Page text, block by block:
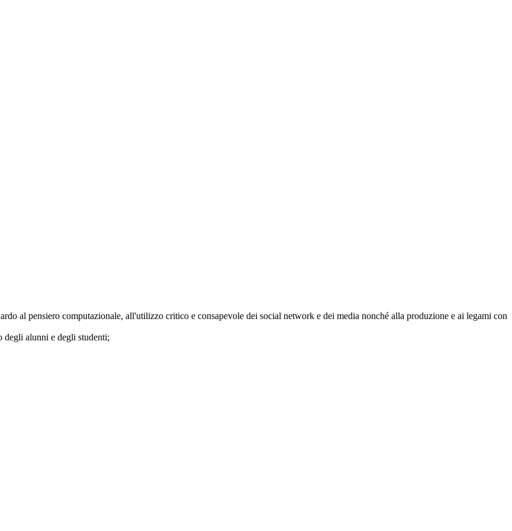
al pensiero computazionale, all'utilizzo critico e consapevole dei social network e dei media nonché alla produzione e ai legami con
alunni e degli studenti;